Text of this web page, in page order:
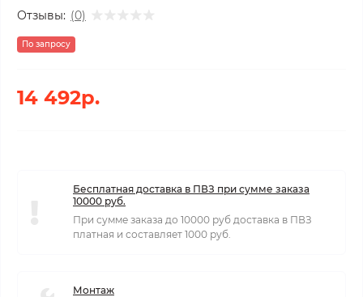
Отзывы: (0)
По запросу
14 492р.
Бесплатная доставка в ПВЗ при сумме заказа
10000 руб.
При сумме заказа до 10000 руб доставка в ПВЗ
платная и составляет 1000 руб.
Монтаж